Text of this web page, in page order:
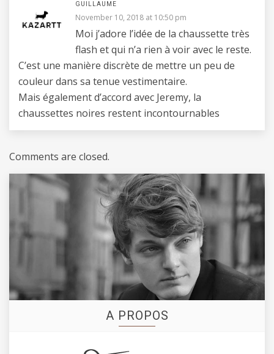
GUILLAUME
November 10, 2018 at 10:50 pm
Moi j’adore l’idée de la chaussette très
flash et qui n’a rien à voir avec le reste.
C’est une manière discrète de mettre un peu de
couleur dans sa tenue vestimentaire.
Mais également d’accord avec Jeremy, la
chaussettes noires restent incontournables
Comments are closed.
A PROPOS